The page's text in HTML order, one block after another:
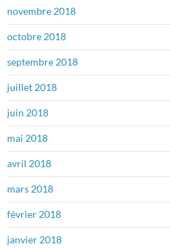
novembre 2018
octobre 2018
septembre 2018
juillet 2018
juin 2018
mai 2018
avril 2018
mars 2018
février 2018
janvier 2018